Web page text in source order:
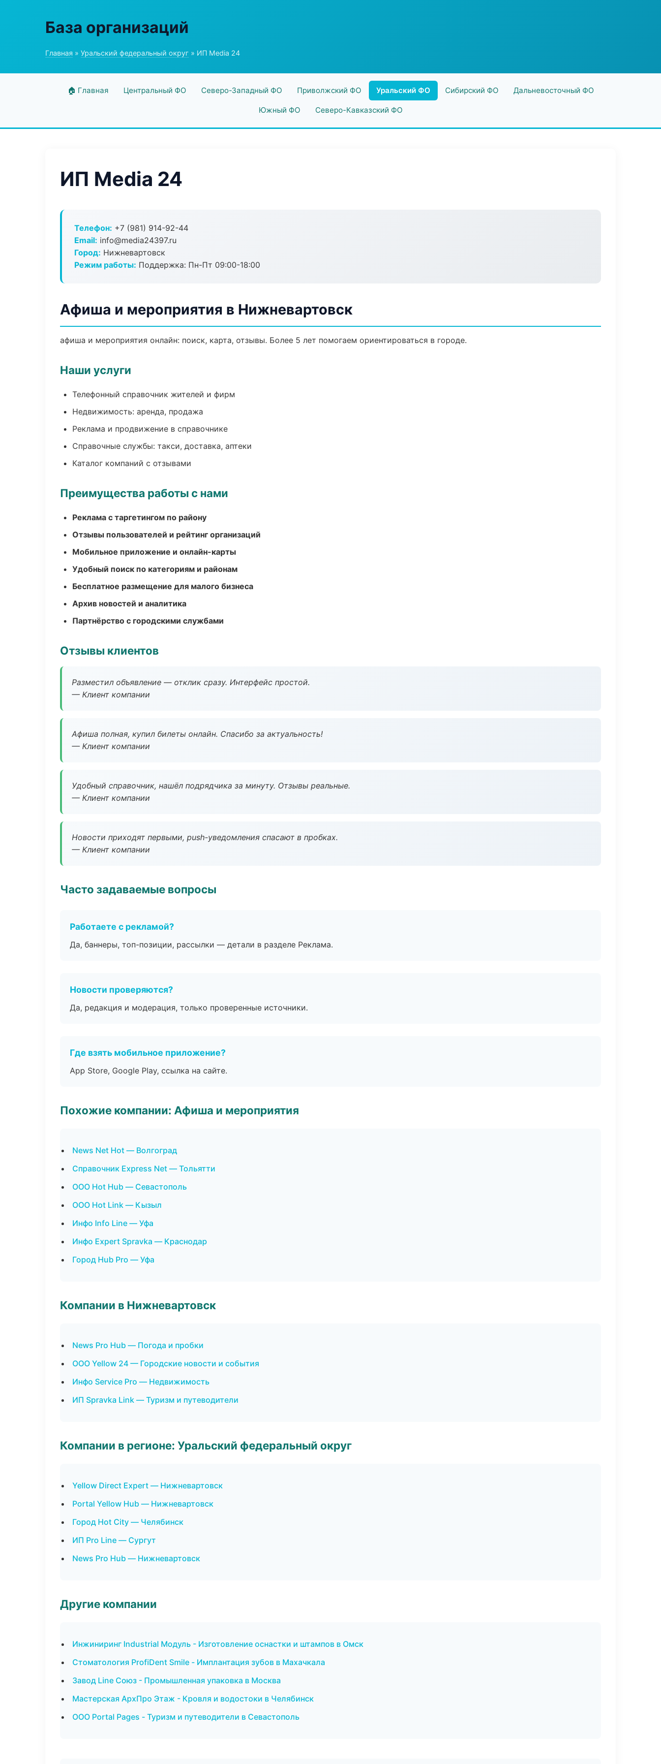
База организаций
Главная » Уральский федеральный округ » ИП Media 24
🏠 Главная Центральный ФО Северо-Западный ФО Приволжский ФО Уральский ФО Сибирский ФО Дальневосточный ФО
Южный ФО Северо-Кавказский ФО
ИП Media 24
Телефон: +7 (981) 914-92-44
Email: info@media24397.ru
Город: Нижневартовск
Режим работы: Поддержка: Пн-Пт 09:00-18:00
Афиша и мероприятия в Нижневартовск
афиша и мероприятия онлайн: поиск, карта, отзывы. Более 5 лет помогаем ориентироваться в городе.
Наши услуги
Телефонный справочник жителей и фирм
Недвижимость: аренда, продажа
Реклама и продвижение в справочнике
Справочные службы: такси, доставка, аптеки
Каталог компаний с отзывами
Преимущества работы с нами
Реклама с таргетингом по району
Отзывы пользователей и рейтинг организаций
Мобильное приложение и онлайн-карты
Удобный поиск по категориям и районам
Бесплатное размещение для малого бизнеса
Архив новостей и аналитика
Партнёрство с городскими службами
Отзывы клиентов
Разместил объявление — отклик сразу. Интерфейс простой.
— Клиент компании
Афиша полная, купил билеты онлайн. Спасибо за актуальность!
— Клиент компании
Удобный справочник, нашёл подрядчика за минуту. Отзывы реальные.
— Клиент компании
Новости приходят первыми, push-уведомления спасают в пробках.
— Клиент компании
Часто задаваемые вопросы
Работаете с рекламой?
Да, баннеры, топ-позиции, рассылки — детали в разделе Реклама.
Новости проверяются?
Да, редакция и модерация, только проверенные источники.
Где взять мобильное приложение?
App Store, Google Play, ссылка на сайте.
Похожие компании: Афиша и мероприятия
News Net Hot — Волгоград
Справочник Express Net — Тольятти
ООО Hot Hub — Севастополь
ООО Hot Link — Кызыл
Инфо Info Line — Уфа
Инфо Expert Spravka — Краснодар
Город Hub Pro — Уфа
Компании в Нижневартовск
News Pro Hub — Погода и пробки
ООО Yellow 24 — Городские новости и события
Инфо Service Pro — Недвижимость
ИП Spravka Link — Туризм и путеводители
Компании в регионе: Уральский федеральный округ
Yellow Direct Expert — Нижневартовск
Portal Yellow Hub — Нижневартовск
Город Hot City — Челябинск
ИП Pro Line — Сургут
News Pro Hub — Нижневартовск
Другие компании
Инжиниринг Industrial Модуль - Изготовление оснастки и штампов в Омск
Стоматология ProfiDent Smile - Имплантация зубов в Махачкала
Завод Line Союз - Промышленная упаковка в Москва
Мастерская АрхПро Этаж - Кровля и водостоки в Челябинск
ООО Portal Pages - Туризм и путеводители в Севастополь